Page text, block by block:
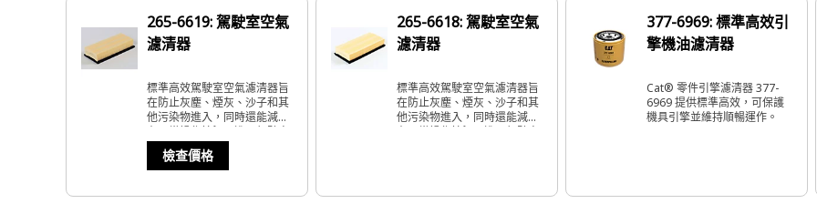
265-6619: 駕駛室空氣
濾清器
標準高效駕駛室空氣濾清器旨
在防止灰塵、煙灰、沙子和其
他污染物進入，同時還能減少
在正常操作情況下進入駕駛室
的外部氣味。
檢查價格
265-6618: 駕駛室空氣
濾清器
標準高效駕駛室空氣濾清器旨
在防止灰塵、煙灰、沙子和其
他污染物進入，同時還能減少
在正常操作情況下進入駕駛室
377-6969: 標準高效引
擎機油濾清器
Cat® 零件引擎濾清器 377-
6969 提供標準高效，可保護
機具引擎並維持順暢運作。